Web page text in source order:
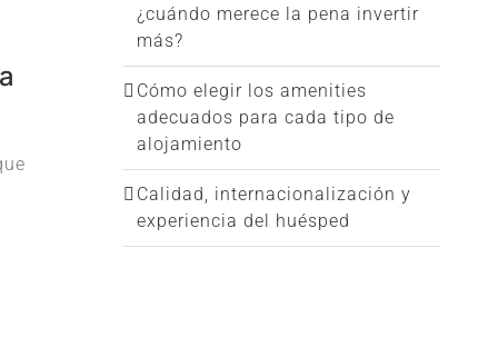
¿cuándo merece la pena invertir
más?
Cómo elegir los amenities
adecuados para cada tipo de
alojamiento
Calidad, internacionalización y
experiencia del huésped